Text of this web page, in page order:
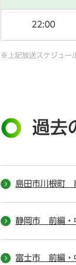
22:00
※上記放送スケジュー
過去
島田市川根町
静岡市 前編・
富士市 前編・